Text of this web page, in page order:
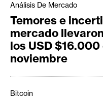
I
A
Análisis De Mercado
Temores e
mercado
los USD
noviembre
Bitcoin